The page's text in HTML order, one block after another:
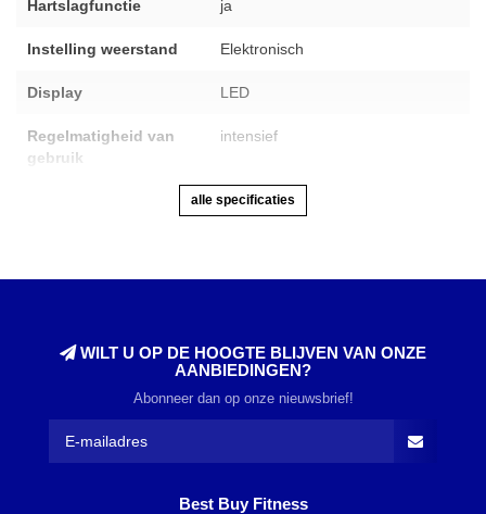
Hartslagfunctie ja
Instelling weerstand Elektronisch
Display LED
Regelmatigheid van
gebruik
intensief
alle specificaties
WILT U OP DE HOOGTE BLIJVEN VAN ONZE
AANBIEDINGEN?
Abonneer dan op onze nieuwsbrief!
Best Buy Fitness